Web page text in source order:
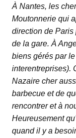
À Nantes, les
Moutonnerie qui
direction de Paris
de la gare. À
biens gérés par
interentreprises).
Nazaire cher
barbecue et de
rencontrer et à
Heureusement
quand il y a